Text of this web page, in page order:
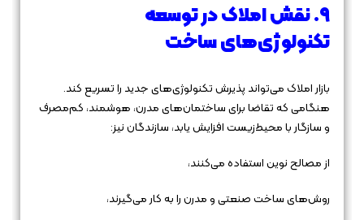
۹. نقش املاک در توسعه
تکنولوژی‌های ساخت
بازار املاک می‌تواند پذیرش تکنولوژی‌های جدید را تسریع کند.
هنگامی که تقاضا برای ساختمان‌های مدرن، هوشمند، کم‌مصرف
و سازگار با محیط‌زیست افزایش یابد، سازندگان نیز:
از مصالح نوین استفاده می‌کنند،
روش‌های ساخت صنعتی و مدرن را به کار می‌گیرند،